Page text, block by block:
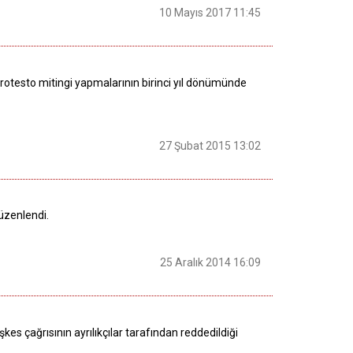
10 Mayıs 2017 11:45
mitingi yapmalarının birinci yıl dönümünde
27 Şubat 2015 13:02
25 Aralık 2014 16:09
çağrısının ayrılıkçılar tarafından reddedildiği